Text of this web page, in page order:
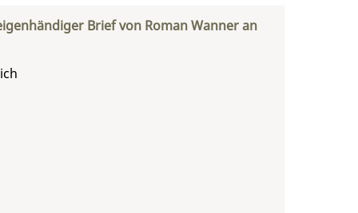
Brief von Roman Wanner an